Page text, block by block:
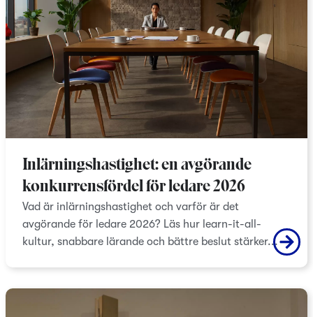
Inlärningshastighet: en avgörande
konkurrensfördel för ledare 2026
Vad är inlärningshastighet och varför är det
avgörande för ledare 2026? Läs hur learn-it-all-
kultur, snabbare lärande och bättre beslut stärker...